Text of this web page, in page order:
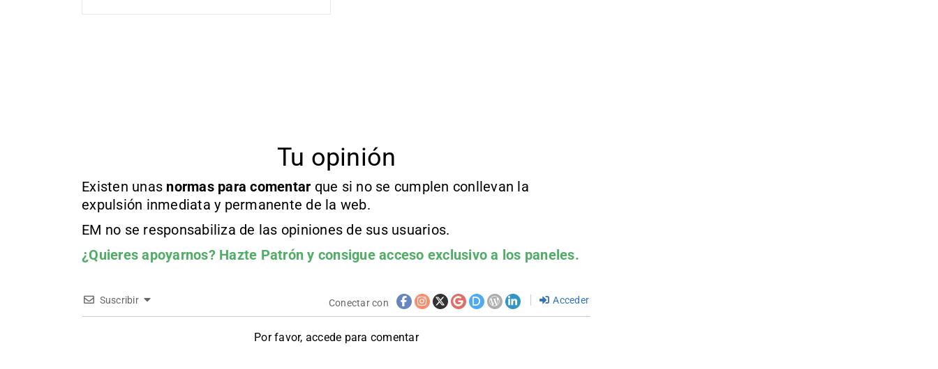
Tu opinión
Existen unas normas para comentar que si no se cumplen conllevan la
expulsión inmediata y permanente de la web.
EM no se responsabiliza de las opiniones de sus usuarios.
¿Quieres apoyarnos? Hazte Patrón y consigue acceso exclusivo a los paneles.
Suscribir Conectar con Acceder
Por favor, accede para comentar